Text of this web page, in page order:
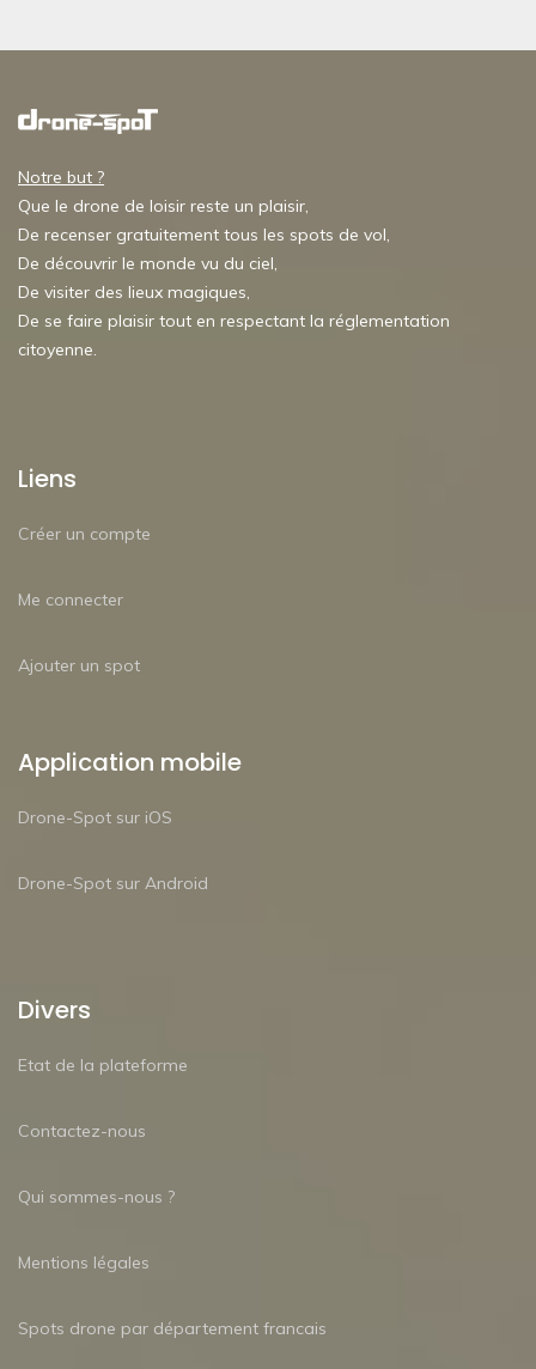
Notre but ?
Que le drone de loisir reste un plaisir,
De recenser gratuitement tous les spots de vol,
De découvrir le monde vu du ciel,
De visiter des lieux magiques,
De se faire plaisir tout en respectant la réglementation
citoyenne.
Liens
Créer un compte
Me connecter
Ajouter un spot
Application mobile
Drone-Spot sur iOS
Drone-Spot sur Android
Divers
Etat de la plateforme
Contactez-nous
Qui sommes-nous ?
Mentions légales
Spots drone par département francais